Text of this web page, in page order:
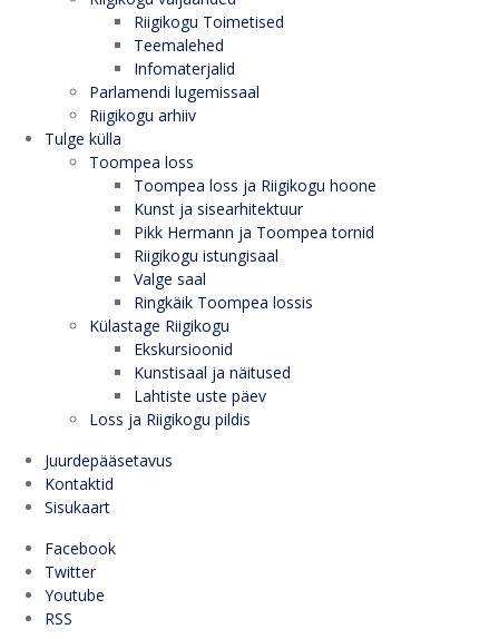
Riigikogu Toimetised
Teemalehed
Infomaterjalid
Parlamendi lugemissaal
Riigikogu arhiiv
Tulge külla
Toompea loss
Toompea loss ja Riigikogu hoone
Kunst ja sisearhitektuur
Pikk Hermann ja Toompea tornid
Riigikogu istungisaal
Valge saal
Ringkäik Toompea lossis
Külastage Riigikogu
Ekskursioonid
Kunstisaal ja näitused
Lahtiste uste päev
Loss ja Riigikogu pildis
Juurdepääsetavus
Kontaktid
Sisukaart
Facebook
Twitter
Youtube
RSS